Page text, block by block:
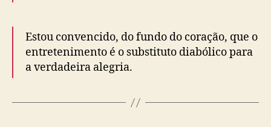
Estou convencido, do fundo do coração, que o
entretenimento é o substituto diabólico para
a verdadeira alegria.